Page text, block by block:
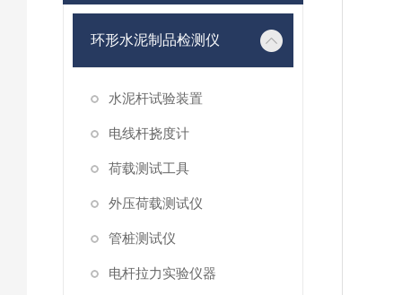
环形水泥制品检测仪
水泥杆试验装置
电线杆挠度计
荷载测试工具
外压荷载测试仪
管桩测试仪
电杆拉力实验仪器